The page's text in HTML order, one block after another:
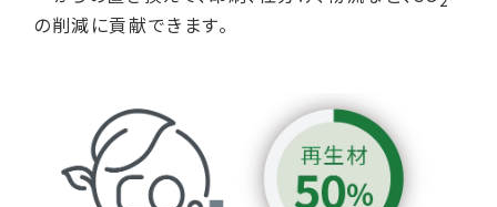
の削減に貢献できます。